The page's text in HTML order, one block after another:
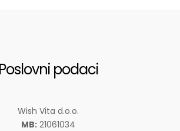
Poslovni podaci
Wish Vita d.o.o.
MB: 21061034